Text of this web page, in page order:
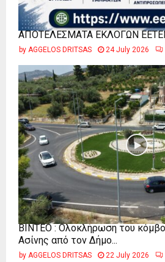
ΑΠΟΤΕΛΕΣΜΑΤΑ ΕΚΛΟΓΩΝ
by AGGELOS DRITSAS 24 July 2026
ΒΙΝΤΕΟ : Ολοκλήρωση του
Ασίνης από τον Δήμο...
by AGGELOS DRITSAS 22 July 2026